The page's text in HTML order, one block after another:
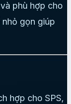
phù hợp cho
gọn giúp
hợp cho SPS,